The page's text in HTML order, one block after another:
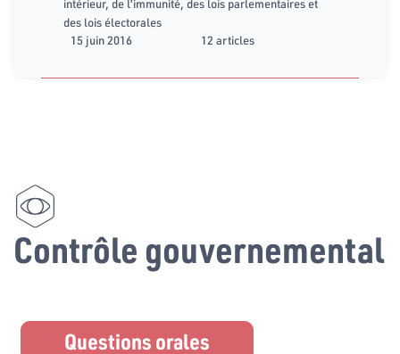
intérieur, de l’immunité, des lois parlementaires et
des lois électorales
15 juin 2016
12 articles
Contrôle gouvernemental
Questions orales